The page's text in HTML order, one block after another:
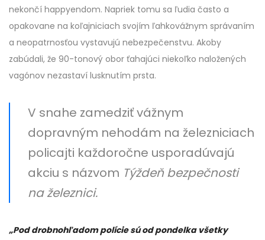
nekončí happyendom. Napriek tomu sa ľudia často a
opakovane na koľajniciach svojím ľahkovážnym správaním
a neopatrnosťou vystavujú nebezpečenstvu. Akoby
zabúdali, že 90-tonový obor ťahajúci niekoľko naložených
vagónov nezastaví lusknutím prsta.
V snahe zamedziť vážnym
dopravným nehodám na železniciach
policajti každoročne usporadúvajú
akciu s názvom Týždeň bezpečnosti
na železnici.
„Pod drobnohľadom polície sú od pondelka všetky